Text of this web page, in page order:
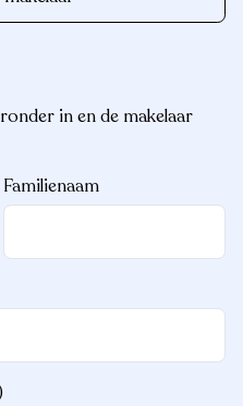
in en de makelaar
Familienaam